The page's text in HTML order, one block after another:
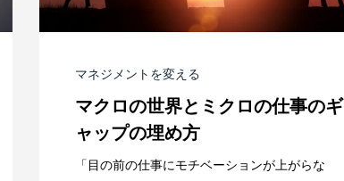
マネジメントを変える
マクロの世界とミクロの仕事のギ
ャップの埋め方
「目の前の仕事にモチベーションが上がらな